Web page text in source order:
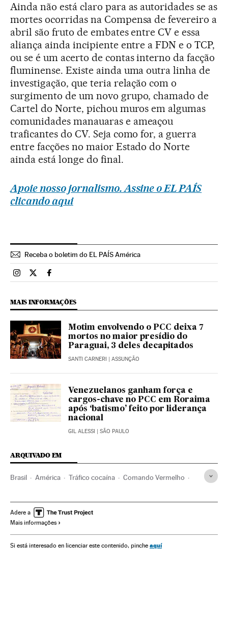
Ainda não está claro para as autoridades se as
mortes ocorridas na Compensa de fevereiro a
abril são fruto de embates entre CV e essa
aliança ainda incipiente entre a FDN e o TCP,
ou se é um acerto de contas interno da facção
fluminense. Existe ainda uma outra linha de
investigação, que teria relação com o
surgimento de um novo grupo, chamado de
Cartel do Norte, pichou muros em algumas
comunidades manauaras e ameaçou
traficantes do CV. Seja como for, a guerra
entre facções no maior Estado do Norte
ainda está longe do final.
Apoie nosso jornalismo. Assine o EL PAÍS
clicando aqui
Receba o boletim do EL PAÍS América
Brasil El País Brasil en Instagram
Brasil El País Brasil en Twitter
Brasil El País Brasil en Facebook
MAIS INFORMAÇÕES
Motim envolvendo o PCC deixa 7
mortos no maior presídio do
Paraguai, 3 deles decapitados
SANTI CARNERI | ASSUNÇÃO
Venezuelanos ganham força e
cargos-chave no PCC em Roraima
após ‘batismo’ feito por liderança
nacional
GIL ALESSI | SÃO PAULO
ARQUIVADO EM
Brasil América Tráfico cocaína Comando Vermelho
Homicídios Cocaína Colômbia
Crime organizado
Adere a
Mais informações
Si está interesado en licenciar este contenido, pinche aquí